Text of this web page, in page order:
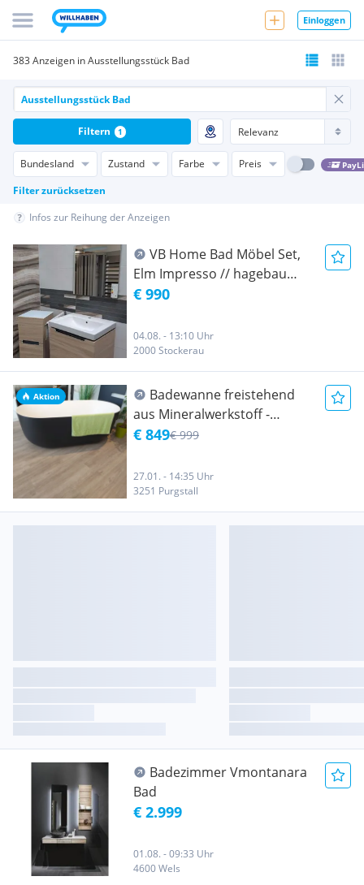
Einloggen
383 Anzeigen in Ausstellungsstück Bad
Bundesland Zustand Farbe Preis
Filter zurücksetzen
Filtern 1
Infos zur Reihung der Anzeigen
VB Home Bad Möbel Set,
Elm Impresso // hagebau
Fetter AUSSTELLUNGSSTÜCK
€ 990
04.08. - 13:10 Uhr
2000 Stockerau
Aktion
Badewanne freistehend
aus Mineralwerkstoff -
Ausstellungsstück
€ 849€ 999
27.01. - 14:35 Uhr
3251 Purgstall
Badezimmer Vmontanara
Bad
€ 2.999
01.08. - 09:33 Uhr
4600 Wels